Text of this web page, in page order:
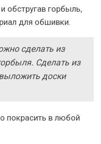
обстругав горбыль,
для обшивки.
сделать из
Сделать из
доски
покрасить в любой